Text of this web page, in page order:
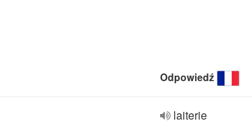
Odpowiedź
laiterie